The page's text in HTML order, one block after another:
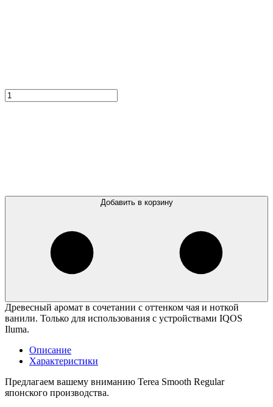
Добавить в корзину
Древесный аромат в сочетании с оттенком чая и ноткой
ванили. Только для использования с устройствами IQOS
Iluma.
Описание
Характеристики
Предлагаем вашему вниманию Terea Smooth Regular
японского производства.